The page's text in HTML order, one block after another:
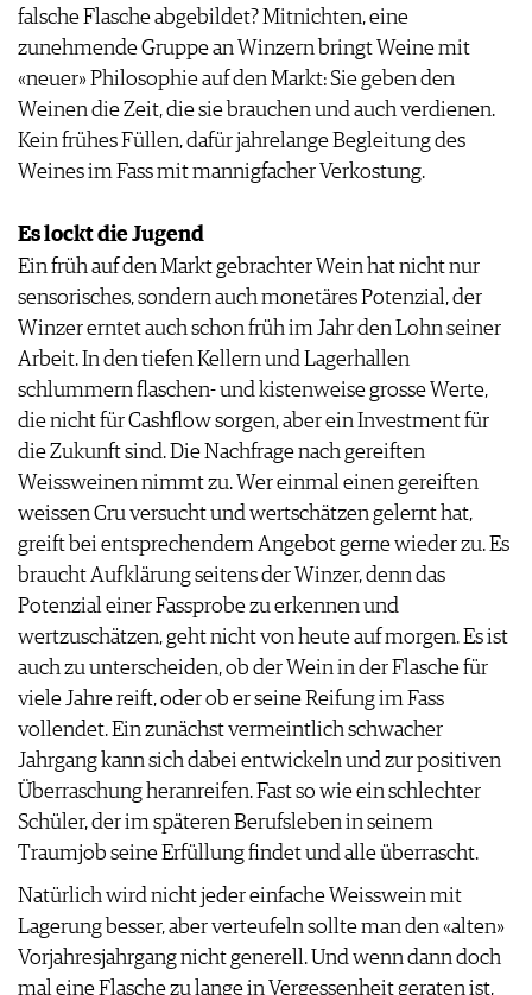
falsche Flasche abgebildet? Mitnichten, eine
zunehmende Gruppe an Winzern bringt Weine mit
«neuer» Philosophie auf den Markt: Sie geben den
Weinen die Zeit, die sie brauchen und auch verdienen.
Kein frühes Füllen, dafür jahrelange Begleitung des
Weines im Fass mit mannigfacher Verkostung.
Es lockt die Jugend
Ein früh auf den Markt gebrachter Wein hat nicht nur
sensorisches, sondern auch monetäres Potenzial, der
Winzer erntet auch schon früh im Jahr den Lohn seiner
Arbeit. In den tiefen Kellern und Lagerhallen
schlummern flaschen- und kistenweise grosse Werte,
die nicht für Cashflow sorgen, aber ein Investment für
die Zukunft sind. Die Nachfrage nach gereiften
Weissweinen nimmt zu. Wer einmal einen gereiften
weissen Cru versucht und wertschätzen gelernt hat,
greift bei entsprechendem Angebot gerne wieder zu. Es
braucht Aufklärung seitens der Winzer, denn das
Potenzial einer Fassprobe zu erkennen und
wertzuschätzen, geht nicht von heute auf morgen. Es ist
auch zu unterscheiden, ob der Wein in der Flasche für
viele Jahre reift, oder ob er seine Reifung im Fass
vollendet. Ein zunächst vermeintlich schwacher
Jahrgang kann sich dabei entwickeln und zur positiven
Überraschung heranreifen. Fast so wie ein schlechter
Schüler, der im späteren Berufsleben in seinem
Traumjob seine Erfüllung findet und alle überrascht.
Natürlich wird nicht jeder einfache Weisswein mit
Lagerung besser, aber verteufeln sollte man den «alten»
Vorjahresjahrgang nicht generell. Und wenn dann doch
mal eine Flasche zu lange in Vergessenheit geraten ist,